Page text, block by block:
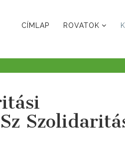
CÍMLAP ROVATOK